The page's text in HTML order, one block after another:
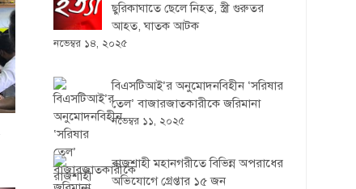
ছুরিকাঘাতে ছেলে নিহত, স্ত্রী গুরুতর
আহত, ঘাতক আটক
নভেম্বর ১৪, ২০২৫
বিএসটিআই’র অনুমোদনবিহীন ‘সরিষার
তেল’ বাজারজাতকারীকে জরিমানা
নভেম্বর ১১, ২০২৫
রাজশাহী মহানগরীতে বিভিন্ন অপরাধের
অভিযোগে গ্রেপ্তার ১৫ জন